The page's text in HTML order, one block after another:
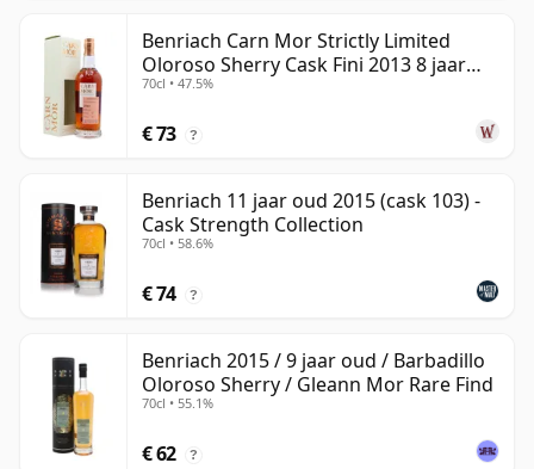
Benriach Carn Mor Strictly Limited
Oloroso Sherry Cask Fini 2013 8 jaar
oud
70cl • 47.5%
€ 73 ?
Benriach 11 jaar oud 2015 (cask 103) -
Cask Strength Collection
70cl • 58.6%
€ 74 ?
Benriach 2015 / 9 jaar oud / Barbadillo
Oloroso Sherry / Gleann Mor Rare Find
70cl • 55.1%
€ 62 ?